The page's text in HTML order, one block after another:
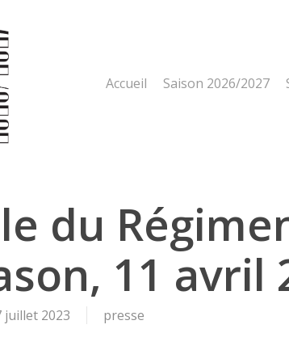
Accueil Saison 2026/2027
du
11 avril
juillet 2023 presse